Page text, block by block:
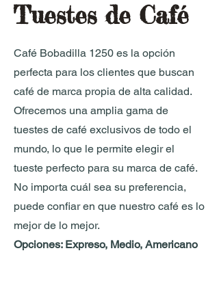
Tuestes de Café
Café Bobadilla 1250 es la opción
perfecta para los clientes que buscan
café de marca propia de alta calidad.
Ofrecemos una amplia gama de
tuestes de café exclusivos de todo el
mundo, lo que le permite elegir el
tueste perfecto para su marca de café.
No importa cuál sea su preferencia,
puede confiar en que nuestro café es lo
mejor de lo mejor.
Opciones: Expreso, Medio, Americano